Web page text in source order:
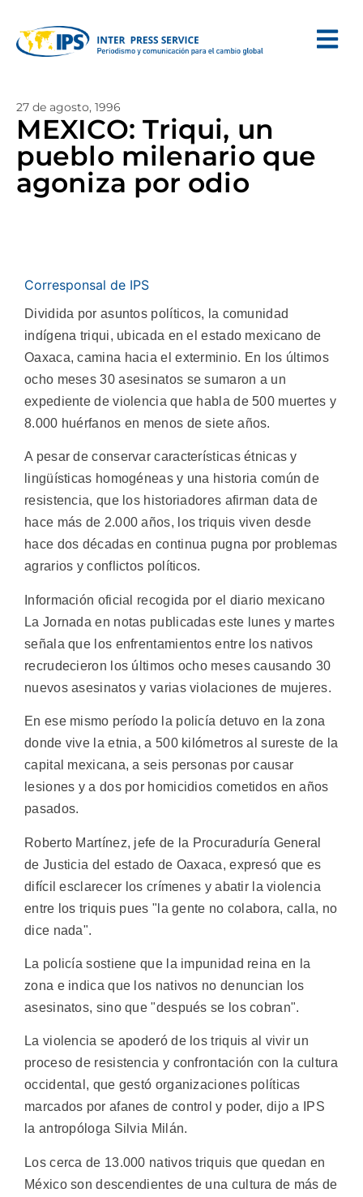
27 de agosto, 1996
MEXICO: Triqui, un
pueblo milenario que
agoniza por odio
Corresponsal de IPS
Dividida por asuntos políticos, la comunidad
indígena triqui, ubicada en el estado mexicano de
Oaxaca, camina hacia el exterminio. En los últimos
ocho meses 30 asesinatos se sumaron a un
expediente de violencia que habla de 500 muertes y
8.000 huérfanos en menos de siete años.
A pesar de conservar características étnicas y
lingüísticas homogéneas y una historia común de
resistencia, que los historiadores afirman data de
hace más de 2.000 años, los triquis viven desde
hace dos décadas en continua pugna por problemas
agrarios y conflictos políticos.
Información oficial recogida por el diario mexicano
La Jornada en notas publicadas este lunes y martes
señala que los enfrentamientos entre los nativos
recrudecieron los últimos ocho meses causando 30
nuevos asesinatos y varias violaciones de mujeres.
En ese mismo período la policía detuvo en la zona
donde vive la etnia, a 500 kilómetros al sureste de la
capital mexicana, a seis personas por causar
lesiones y a dos por homicidios cometidos en años
pasados.
Roberto Martínez, jefe de la Procuraduría General
de Justicia del estado de Oaxaca, expresó que es
difícil esclarecer los crímenes y abatir la violencia
entre los triquis pues "la gente no colabora, calla, no
dice nada".
La policía sostiene que la impunidad reina en la
zona e indica que los nativos no denuncian los
asesinatos, sino que "después se los cobran".
La violencia se apoderó de los triquis al vivir un
proceso de resistencia y confrontación con la cultura
occidental, que gestó organizaciones políticas
marcados por afanes de control y poder, dijo a IPS
la antropóloga Silvia Milán.
Los cerca de 13.000 nativos triquis que quedan en
México son descendientes de una cultura de más de